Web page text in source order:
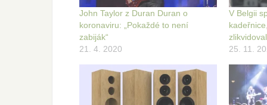
John Taylor z Duran Duran o
koronaviru: „Pokaždé to není
zabiják“
21. 4. 2020
V Belgii
25. 11.